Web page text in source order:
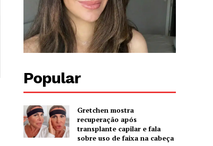
No aparelho apreendido, a modelo russa Maryia Lubimova aparece salva com o
(Foto: Instagram)
No aparelho apreendido, a modelo russa Maryia Lubimova aparece
“minha futura esposa”. (Foto: Instagram)
Popular
Gretchen mostra
recuperação após
transplante capilar e fala
sobre uso de faixa na cabeça